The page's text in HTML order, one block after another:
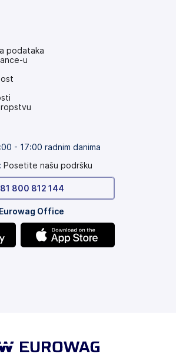
podataka
u
- 17:00 radnim danima
Posetite našu podršku
800 812 144
Office